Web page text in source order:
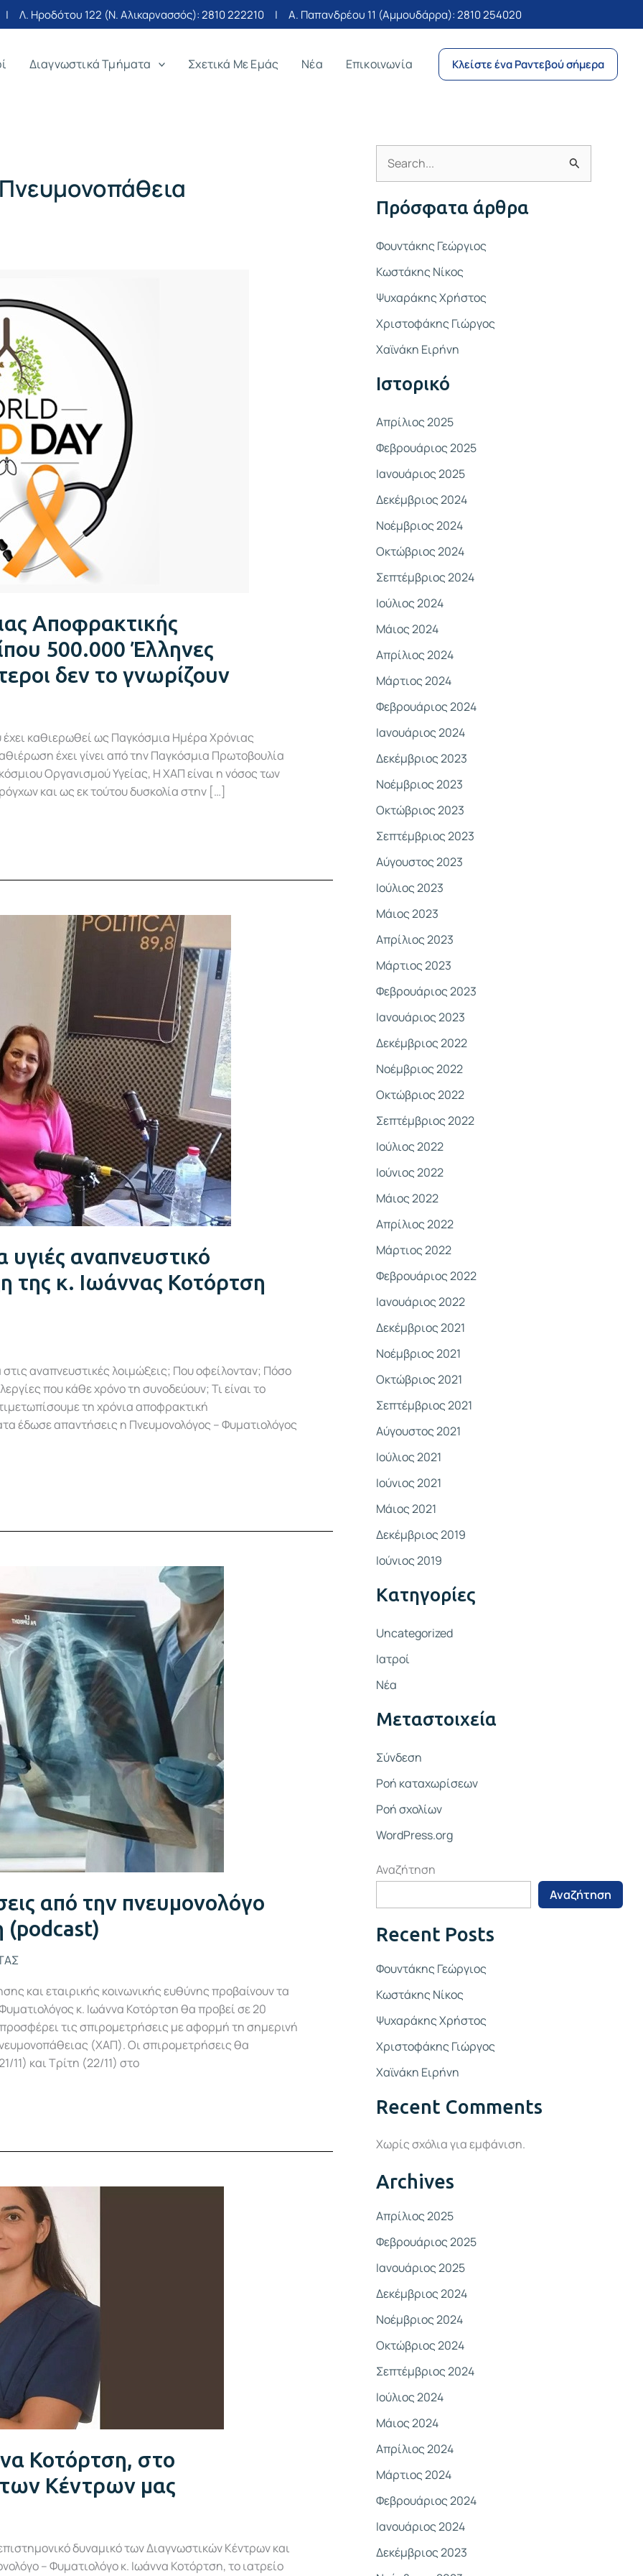
| Λ. Ηροδότου 122 (Ν. Αλικαρνασσός):2810 222210 | Α. Παπανδρέου 11 (Αμμουδάρρα):2810 254020
Διαγνωστικά Τμήματα Σχετικά Με Εμάς Νέα Επικοινωνία Κλείστε ένα Ραντεβού σήμερα
Αποφρακτικής
500.000 Έλληνες
δεν το γνωρίζουν
καθιερωθεί ως Παγκόσμια Ημέρα Χρόνιας
έχει γίνει από την Παγκόσμια Πρωτοβουλία
Οργανισμού Υγείας, Η ΧΑΠ είναι η νόσος των
και ως εκ τούτου δυσκολία στην […]
αναπνευστικό
της κ. Ιωάννας Κοτόρτση
αναπνευστικές λοιμώξεις; Που οφείλονταν; Πόσο
που κάθε χρόνο τη συνοδεύουν; Τι είναι το
τη χρόνια αποφρακτική
έδωσε απαντήσεις η Πνευμονολόγος – Φυματιολόγος
από την πνευμονολόγο
(podcast)
και εταιρικής κοινωνικής ευθύνης προβαίνουν τα
κ. Ιωάννα Κοτόρτση θα προβεί σε 20
τις σπιρομετρήσεις με αφορμή τη σημερινή
(ΧΑΠ). Οι σπιρομετρήσεις θα
11) και Τρίτη (22/11) στο
Κοτόρτση, στο
των Κέντρων μας
δυναμικό των Διαγνωστικών Κέντρων και
– Φυματιολόγο κ. Ιωάννα Κοτόρτση, το ιατρείο
α
τ
η
σ
η
α
:
Πρόσφατα άρθρα
Φουντάκης Γεώργιος
Κωστάκης Νίκος
Ψυχαράκης Χρήστος
Χριστοφάκης Γιώργος
Χαϊνάκη Ειρήνη
Ιστορικό
Απρίλιος 2025
Φεβρουάριος 2025
Ιανουάριος 2025
Δεκέμβριος 2024
Νοέμβριος 2024
Οκτώβριος 2024
Σεπτέμβριος 2024
Ιούλιος 2024
Μάιος 2024
Απρίλιος 2024
Μάρτιος 2024
Φεβρουάριος 2024
Ιανουάριος 2024
Δεκέμβριος 2023
Νοέμβριος 2023
Οκτώβριος 2023
Σεπτέμβριος 2023
Αύγουστος 2023
Ιούλιος 2023
Μάιος 2023
Απρίλιος 2023
Μάρτιος 2023
Φεβρουάριος 2023
Ιανουάριος 2023
Δεκέμβριος 2022
Νοέμβριος 2022
Οκτώβριος 2022
Σεπτέμβριος 2022
Ιούλιος 2022
Ιούνιος 2022
Μάιος 2022
Απρίλιος 2022
Μάρτιος 2022
Φεβρουάριος 2022
Ιανουάριος 2022
Δεκέμβριος 2021
Νοέμβριος 2021
Οκτώβριος 2021
Σεπτέμβριος 2021
Αύγουστος 2021
Ιούλιος 2021
Ιούνιος 2021
Μάιος 2021
Δεκέμβριος 2019
Ιούνιος 2019
Kατηγορίες
Uncategorized
Ιατροί
Νέα
Μεταστοιχεία
Σύνδεση
Ροή καταχωρίσεων
Ροή σχολίων
WordPress.org
Αναζήτηση
Αναζήτηση
Recent Posts
Φουντάκης Γεώργιος
Κωστάκης Νίκος
Ψυχαράκης Χρήστος
Χριστοφάκης Γιώργος
Χαϊνάκη Ειρήνη
Recent Comments
Χωρίς σχόλια για εμφάνιση.
Archives
Απρίλιος 2025
Φεβρουάριος 2025
Ιανουάριος 2025
Δεκέμβριος 2024
Νοέμβριος 2024
Οκτώβριος 2024
Σεπτέμβριος 2024
Ιούλιος 2024
Μάιος 2024
Απρίλιος 2024
Μάρτιος 2024
Φεβρουάριος 2024
Ιανουάριος 2024
Δεκέμβριος 2023